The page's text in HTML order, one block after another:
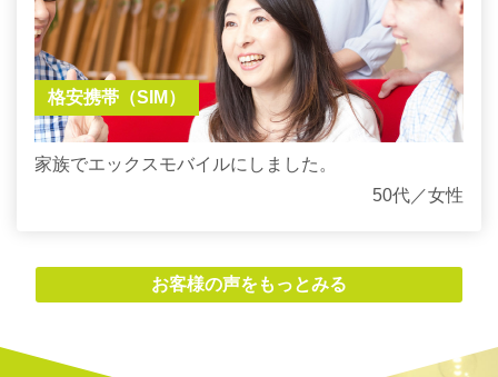
格安携帯（SIM）
家族でエックスモバイルにしました。
50代／女性
お客様の声をもっとみる